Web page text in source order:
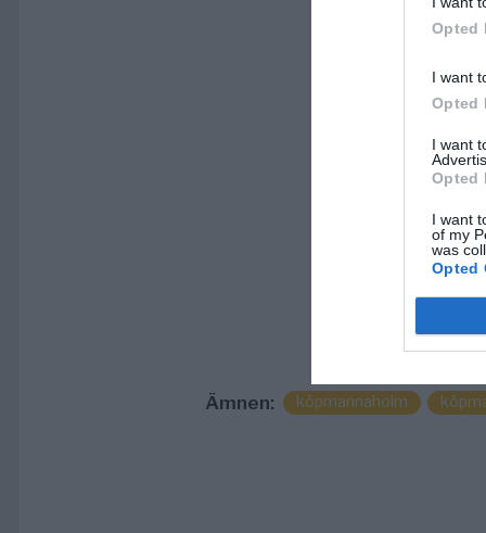
Opted
I want
Opted
I want
Opted
I want
of my
was
Opted
Ämnen: köpmannaholm